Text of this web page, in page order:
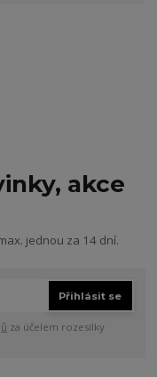
akce
jednou za 14 dní.
Přihlásit se
za účelem rozesílky